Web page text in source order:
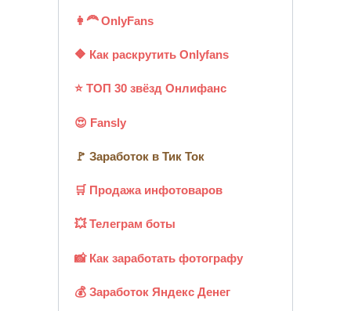
👩‍🦰 OnlyFans
🔶 Как раскрутить Onlyfans
⭐ ТОП 30 звёзд Онлифанс
😍 Fansly
🚩 Заработок в Тик Ток
🛒 Продажа инфотоваров
💥 Телеграм боты
📸 Как заработать фотографу
💰 Заработок Яндекс Денег